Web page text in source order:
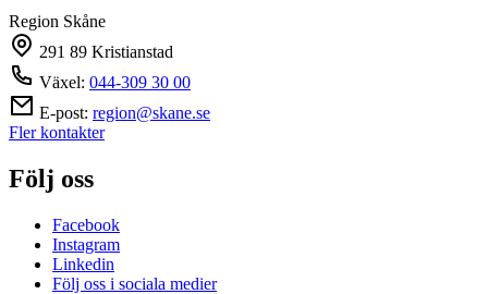
Region Skåne
291 89 Kristianstad
Växel: 044-309 30 00
E-post: region@skane.se
Fler kontakter
Följ oss
Facebook
Instagram
Linkedin
Följ oss i sociala medier